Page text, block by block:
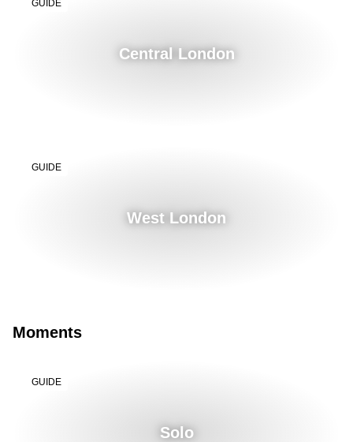
GUIDE
Central London
GUIDE
West London
Moments
GUIDE
Solo